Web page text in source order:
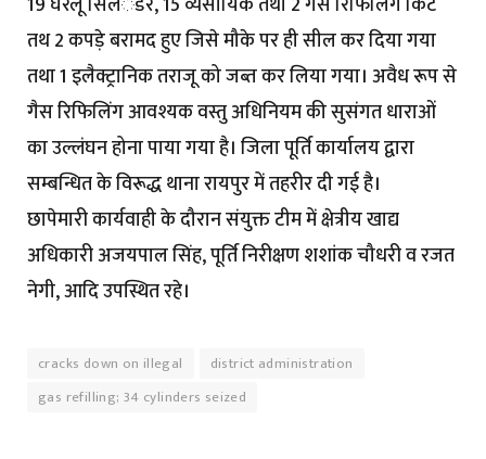
तथ 2 कपड़े बरामद हुए जिसे मौके पर ही सील कर दिया गया
तथा 1 इलैक्ट्रानिक तराजू को जब्त कर लिया गया। अवैध रूप से
गैस रिफिलिंग आवश्यक वस्तु अधिनियम की सुसंगत धाराओं
का उल्लंघन होना पाया गया है। जिला पूर्ति कार्यालय द्वारा
सम्बन्धित के विरूद्ध थाना रायपुर में तहरीर दी गई है।
छापेमारी कार्यवाही के दौरान संयुक्त टीम में क्षेत्रीय खाद्य
अधिकारी अजयपाल सिंह, पूर्ति निरीक्षण शशांक चौधरी व रजत
नेगी, आदि उपस्थित रहे।
cracks down on illegal
district administration
gas refilling; 34 cylinders seized